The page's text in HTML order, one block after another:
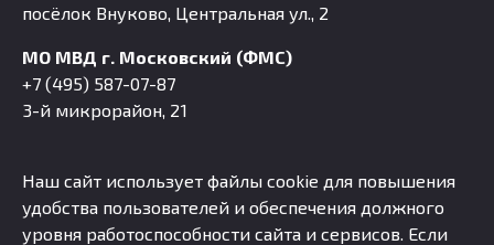
посёлок Внуково, Центральная ул., 2
МО МВД г. Московский (ФМС)
+7 (495) 587-07-87
3-й микрорайон, 21
Наш сайт использует файлы cookie для повышения
удобства пользователей и обеспечения должного
уровня работоспособности сайта и сервисов. Если